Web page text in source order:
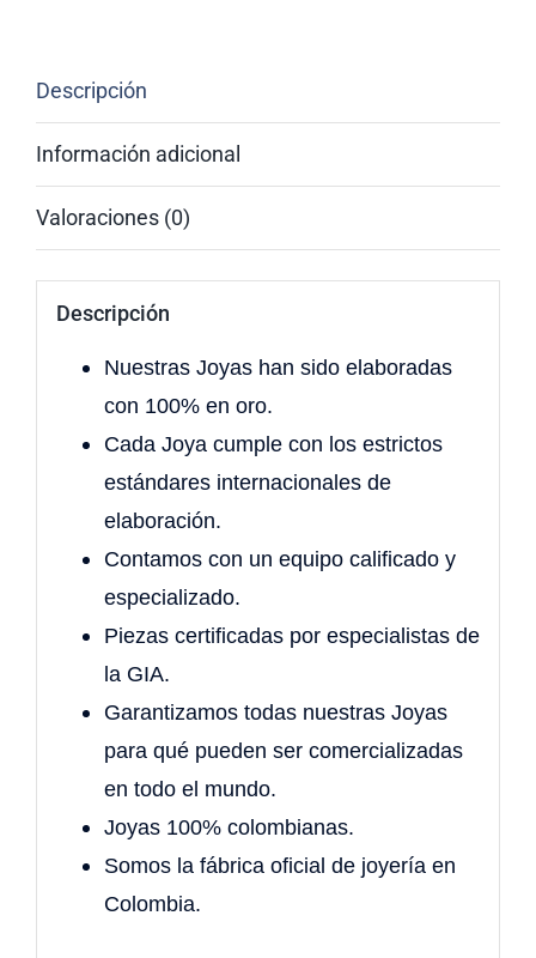
Descripción
Información adicional
Valoraciones (0)
Descripción
Nuestras Joyas han sido elaboradas
con 100% en oro.
Cada Joya cumple con los estrictos
estándares internacionales de
elaboración.
Contamos con un equipo calificado y
especializado.
Piezas certificadas por especialistas de
la GIA.
Garantizamos todas nuestras Joyas
para qué pueden ser comercializadas
en todo el mundo.
Joyas 100% colombianas.
Somos la fábrica oficial de joyería en
Colombia.